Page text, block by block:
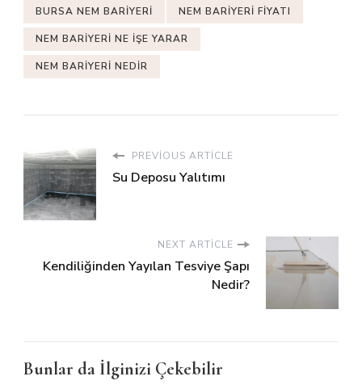
BURSA NEM BARIYERI NEM BARIYERI FIYATI
NEM BARIYERI NE IŞE YARAR
NEM BARIYERI NEDIR
PREVIOUS ARTICLE
Su Deposu Yalıtımı
NEXT ARTICLE
Kendiliğinden Yayılan Tesviye Şapı
Nedir?
Bunlar da İlginizi Çekebilir